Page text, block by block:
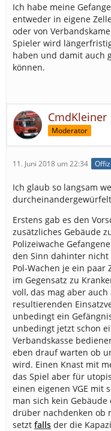
Ich habe meine
entweder in eigene
oder von
Spieler wird
haben und damit auch
können.
CmdKleiner
Moderator
11. Juni 2018 um 22:34
Ich glaub so langsam
Erstens gab es den
zusätzliches Gebäude
Polizeiwache
den Sinn dahinter
Pol-Wachen je ein
im Gegensatz zu
voll, das mag aber
resultierenden
unbedingt ein
unbedingt jetzt schon
Verbandskasse
eben drauf warten ob
wird. Einen Knast mit
das Spiel aber für
einen eigenen VGE mit
man sich kein
drüber nachdenken ob
setzt falls der die